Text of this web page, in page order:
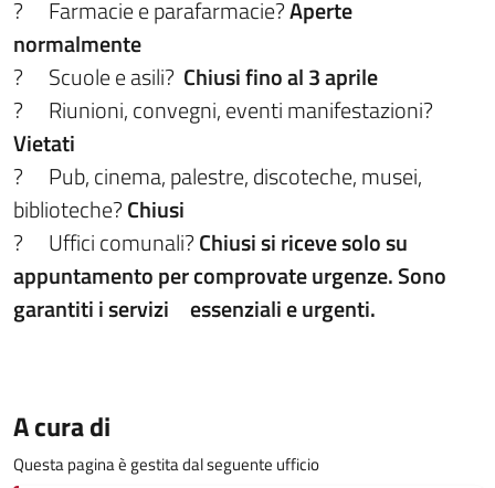
?
Farmacie e parafarmacie?Aperte
normalmente
?
Scuole e asili? Chiusi fino al 3 aprile
?
Riunioni, convegni, eventi manifestazioni?
Vietati
?
Pub, cinema, palestre, discoteche, musei,
biblioteche?Chiusi
?
Uffici comunali?Chiusi si riceve solo su
appuntamento per comprovate urgenze. Sono
garantiti i servizi
essenziali e urgenti.
A cura di
Questa pagina è gestita dal seguente ufficio